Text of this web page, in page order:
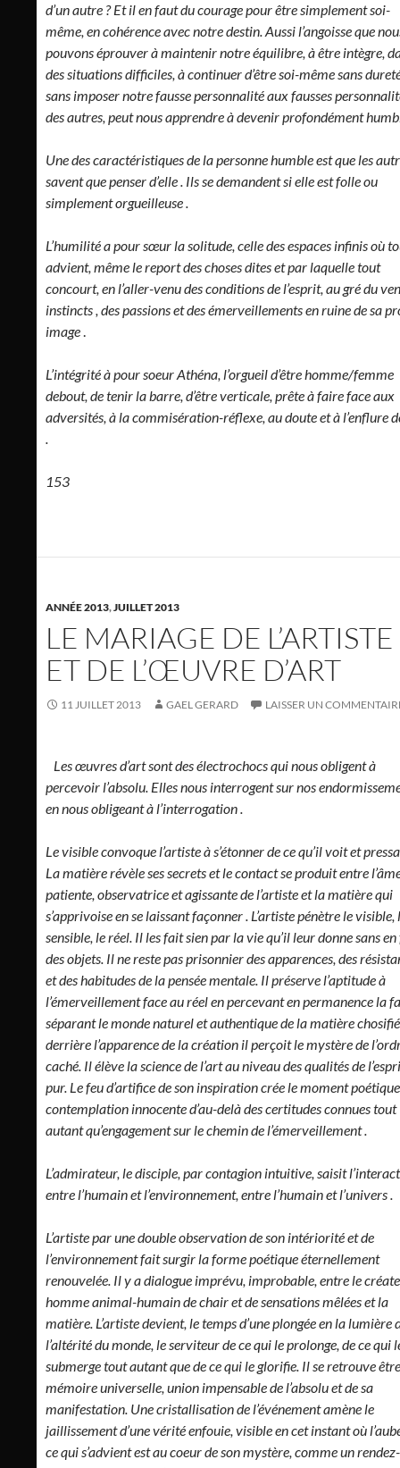
d’un autre ? Et il en faut du courage pour être simplement soi-
même, en cohérence avec notre destin. Aussi l’angoisse que
pouvons éprouver à maintenir notre équilibre, à être intègre,
des situations difficiles, à continuer d’être soi-même sans
sans imposer notre fausse personnalité aux fausses
des autres, peut nous apprendre à devenir profondément
Une des caractéristiques de la personne humble est que les
savent que penser d’elle . Ils se demandent si elle est folle ou
simplement orgueilleuse .
L’humilité a pour sœur la solitude, celle des espaces infinis où
advient, même le report des choses dites et par laquelle tout
concourt, en l’aller-venu des conditions de l’esprit, au gré du
instincts , des passions et des émerveillements en ruine de sa
image.
L’intégrité à pour soeur Athéna, l’orgueil d’être homme/femme
debout, de tenir la barre, d’être verticale, prête à faire face aux
adversités, à la commisération-réflexe, au doute et à l’enflure
.
153
ANNÉE 2013,JUILLET 2013
LE MARIAGE DE L’ARTISTE
ET DE L’ŒUVRE D’ART
11 JUILLET 2013 GAEL GERARD LAISSER UN
Les œuvres d’art sont des électrochocs qui nous obligent à
percevoir l’absolu. Elles nous interrogent sur nos
en nous obligeant à l’interrogation .
Le visible convoque l’artiste à s’étonner de ce qu’il voit et
La matière révèle ses secrets et le contact se produit entre
patiente, observatrice et agissante de l’artiste et la matière qui
s’apprivoise en se laissant façonner . L’artiste pénètre le visible,
sensible, le réel. Il les fait sien par la vie qu’il leur donne sans
des objets. Il ne reste pas prisonnier des apparences, des
et des habitudes de la pensée mentale. Il préserve l’aptitude à
l’émerveillement face au réel en percevant en permanence la
séparant le monde naturel et authentique de la matière
derrière l’apparence de la création il perçoit le mystère de
caché. Il élève la science de l’art au niveau des qualités de
pur. Le feu d’artifice de son inspiration crée le moment
contemplation innocente d’au-delà des certitudes connues tout
autant qu’engagement sur le chemin de l’émerveillement .
L’admirateur, le disciple, par contagion intuitive, saisit
entre l’humain et l’environnement, entre l’humain et l’univers .
L’artiste par une double observation de son intériorité et de
l’environnement fait surgir la forme poétique éternellement
renouvelée. Il y a dialogue imprévu, improbable, entre le
homme animal-humain de chair et de sensations mêlées et la
matière. L’artiste devient, le temps d’une plongée en la lumière
l’altérité du monde, le serviteur de ce qui le prolonge, de ce qui
submerge tout autant que de ce qui le glorifie. Il se retrouve
mémoire universelle, union impensable de l’absolu et de sa
manifestation. Une cristallisation de l’événement amène le
jaillissement d’une vérité enfouie, visible en cet instant où
ce qui s’advient est au coeur de son mystère, comme un